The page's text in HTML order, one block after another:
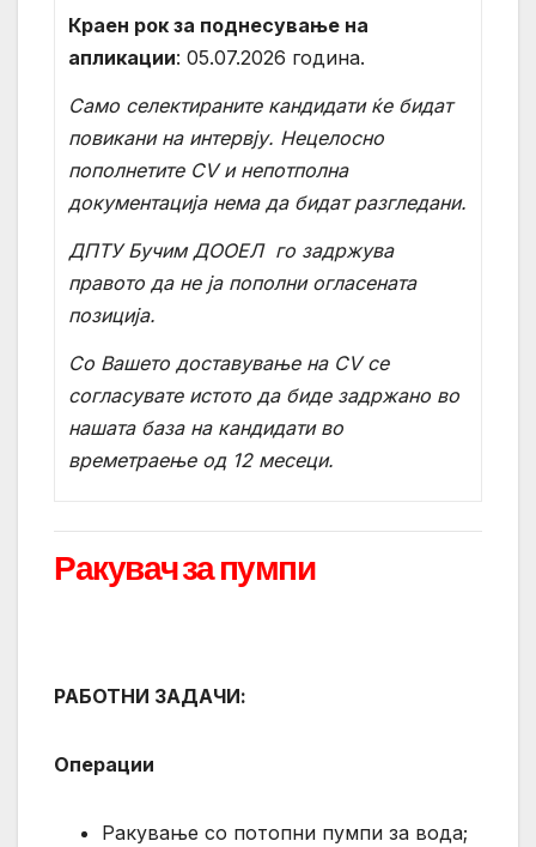
Краен рок за поднесување на
апликации: 05.07.2026 година.
Само селектираните кандидати ќе бидат
повикани на интервју. Нецелосно
пополнетите CV и непотполна
документација нема да бидат разгледани.
ДПТУ Бучим ДООЕЛ го задржува
правото да не ја пополни огласената
позиција.
Со Вашето доставување на CVсе
согласувате истото да биде задржано во
нашата база на кандидати во
времетраење од 12 месеци.
Ракувач за пумпи
РАБОТНИ ЗАДАЧИ:
Операции
Ракување со потопни пумпи за вода;